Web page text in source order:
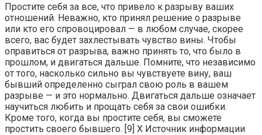
Простите себя за все, что привело к разрыву ваших
отношений. Неважно, кто принял решение о разрыве
или кто его спровоцировал — в любом случае, скорее
всего, вас будет захлестывать чувство вины. Чтобы
оправиться от разрыва, важно принять то, что было в
прошлом, и двигаться дальше. Помните, что независимо
от того, насколько сильно вы чувствуете вину, ваш
бывший определенно сыграл свою роль в вашем
разрыве — и это нормально. Двигаться дальше означает
научиться любить и прощать себя за свои ошибки.
Кроме того, когда вы простите себя, вы сможете
простить своего бывшего. [9] Х Источник информации